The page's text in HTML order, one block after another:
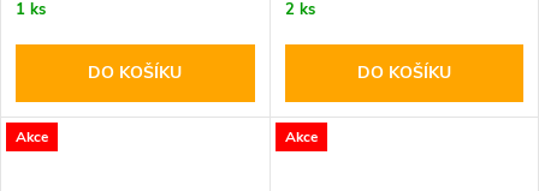
1 ks
DO KOŠÍKU
2 ks
DO KOŠÍKU
Akce Akce